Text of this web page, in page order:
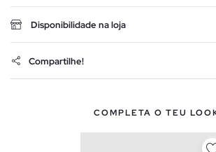
Disponibilidade na loja
Compartilhe!
COMPLETA O TEU